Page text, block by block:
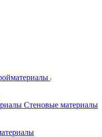
Стеновые материалы